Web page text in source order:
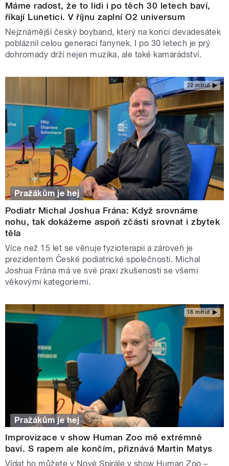
Máme radost, že to lidi i po těch 30 letech baví,
říkají Lunetici. V říjnu zaplní O2 universum
Nejznámější český boyband, který na konci devadesátek
pobláznil celou generaci fanynek. I po 30 letech je prý
dohromady drží nejen muzika, ale také kamarádství.
22 minut
Pražákům je hej
Podiatr Michal Joshua Frána: Když srovnáme
nohu, tak dokážeme aspoň zčásti srovnat i zbytek
těla
Více než 15 let se věnuje fyzioterapii a zároveň je
prezidentem České podiatrické společnosti. Michal
Joshua Frána má ve své praxi zkušenosti se všemi
věkovými kategoriemi.
18 minut
Pražákům je hej
Improvizace v show Human Zoo mě extrémně
baví. S rapem ale končím, přiznává Martin Matys
Vídat ho můžete v Nové Spirále v show Human Zoo –